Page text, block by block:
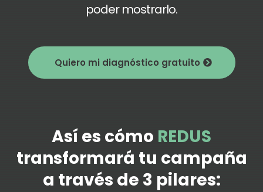
poder mostrarlo.
Quiero mi diagnóstico gratuito
Así es cómo REDUS
transformará tu campaña
a través de 3 pilares: